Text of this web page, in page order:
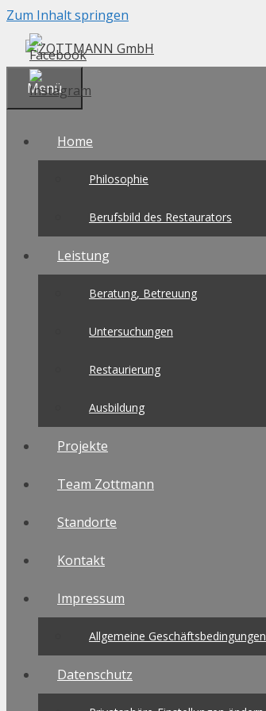
Zum Inhalt springen
Menü
Home
Philosophie
Berufsbild des Restaurators
Leistung
Beratung, Betreuung
Untersuchungen
Restaurierung
Ausbildung
Projekte
Team Zottmann
Standorte
Kontakt
Impressum
Allgemeine Geschäftsbedingungen
Datenschutz